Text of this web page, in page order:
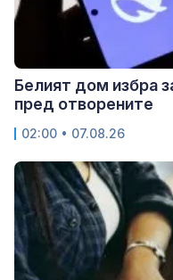
Белият дом избра
пред отворените
02:00 • 07.08.26